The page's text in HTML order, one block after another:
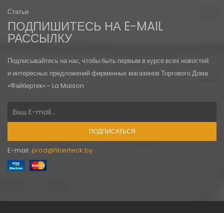
Статьи
ПОДПИШИТЕСЬ НА E-MAIL
РАССЫЛКУ
Подписывайтесь на нас, чтобы быть первым в курсе всех новостей
и интересных предложений фирменных магазинов Торгового Дома
«Файбертек» - La Maison
ПОДПИСАТЬСЯ
E-mail: prod@fiberteck.by